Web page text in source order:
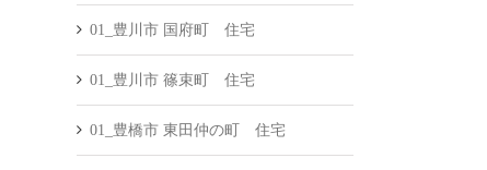
01_豊川市 国府町 住宅
01_豊川市 篠束町 住宅
01_豊橋市 東田仲の町 住宅